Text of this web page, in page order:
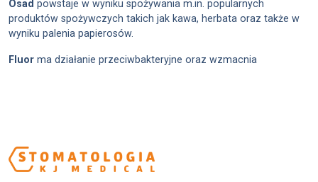
Osad powstaje w wyniku spożywania m.in. popularnych
produktów spożywczych takich jak kawa, herbata oraz także w
wyniku palenia papierosów.
Fluor ma działanie przeciwbakteryjne oraz wzmacnia